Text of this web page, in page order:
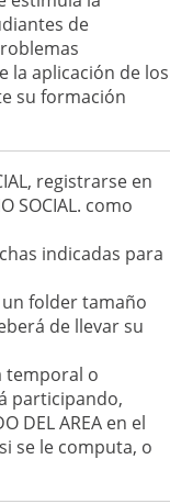
de
la aplicación de los
su formación
registrarse en
SOCIAL. como
indicadas para
folder tamaño
de llevar su
temporal o
participando,
DEL AREA en el
se le computa, o